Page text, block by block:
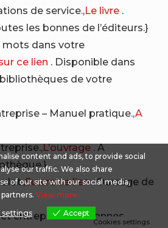
de service.,Le livre .
les bonnes de l’éditeurs.}
mots dans votre
ce lien . Disponible dans
de votre
– Manuel pratique.,A
L’ouvrage. A
Suivre ce lien. Ouvrage de
entreprise : les bonnes
content and ads, to provide social
our traffic. We also share
of our site with our social media,
View more
settings
Accept
Cookies settings